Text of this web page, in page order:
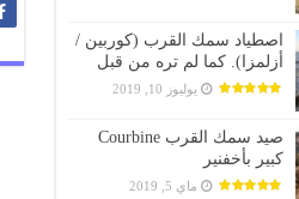
اصطياد سمك القرب (كوربين /
أزلمزا). كما لم تره من قبل
يوليوز 10, 2019
صيد سمك القرب Courbine
كبير بأخفنير
ماي 5, 2019